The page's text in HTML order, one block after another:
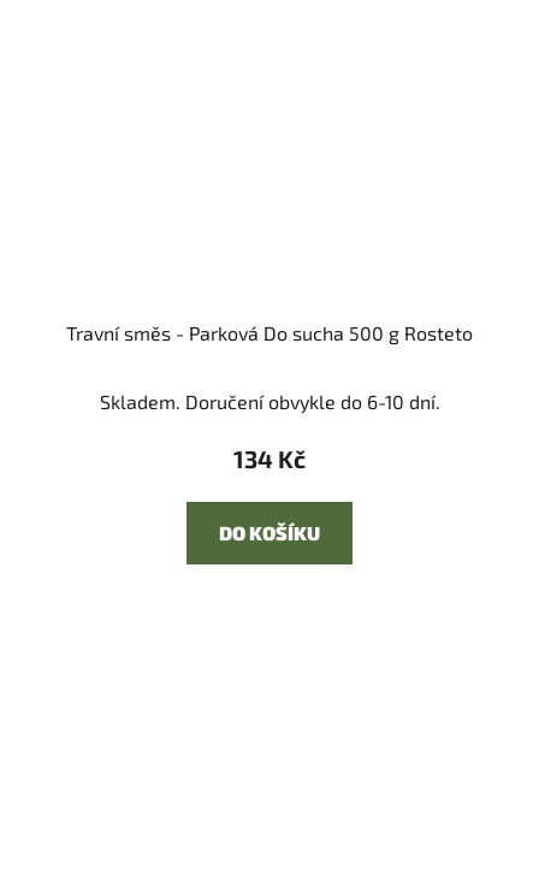
Travní směs - Parková Do sucha 500 g Rosteto
Skladem. Doručení obvykle do 6-10 dní.
134 Kč
DO KOŠÍKU